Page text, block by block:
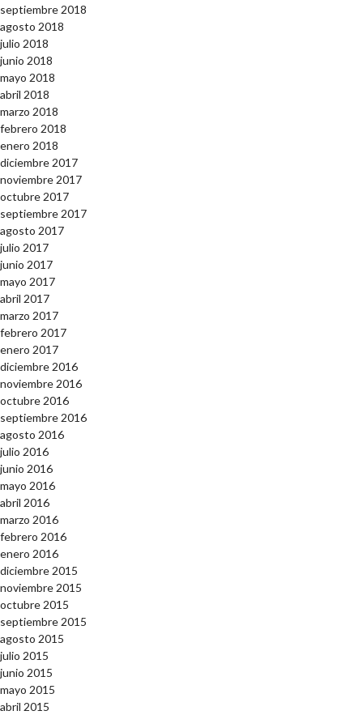
septiembre 2018
agosto 2018
julio 2018
junio 2018
mayo 2018
abril 2018
marzo 2018
febrero 2018
enero 2018
diciembre 2017
noviembre 2017
octubre 2017
septiembre 2017
agosto 2017
julio 2017
junio 2017
mayo 2017
abril 2017
marzo 2017
febrero 2017
enero 2017
diciembre 2016
noviembre 2016
octubre 2016
septiembre 2016
agosto 2016
julio 2016
junio 2016
mayo 2016
abril 2016
marzo 2016
febrero 2016
enero 2016
diciembre 2015
noviembre 2015
octubre 2015
septiembre 2015
agosto 2015
julio 2015
junio 2015
mayo 2015
abril 2015